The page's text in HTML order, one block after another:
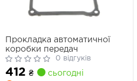
Прокладка автоматичної
коробки передач
0 відгуків
412 ₴
сьогодні